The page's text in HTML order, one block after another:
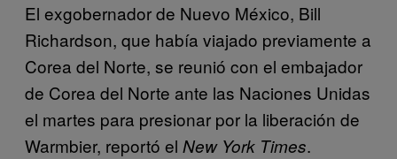
El exgobernador de Nuevo México, Bill
Richardson, que había viajado previamente a
Corea del Norte, se reunió con el embajador
de Corea del Norte ante las Naciones Unidas
el martes para presionar por la liberación de
Warmbier, reportó el New York Times.